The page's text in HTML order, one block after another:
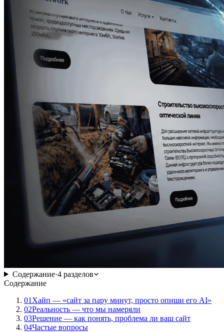
Содержание·4 разделов
Содержание
01 Хайп — «сайт за пару минут, просто опиши его AI»
02Реальность — что мы намеряли
03Решение — как понять, проблема ли ваш сайт
04Частые вопросы